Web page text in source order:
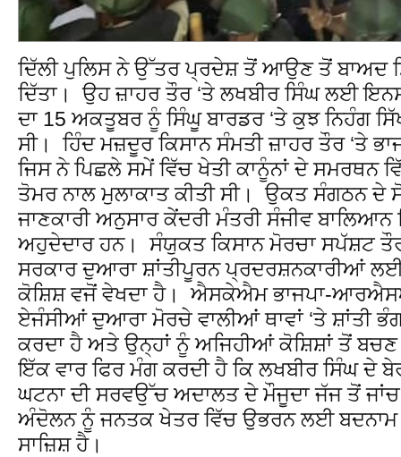
ਦਿੱਲੀ ਪੁਲਿਸ ਨੇ ਉੱਤਰ ਪ੍ਰਦੇਸ਼ ਤੋਂ ਆਉਣ ਤੋਂ ਬਾਅਦ
ਦਿੱਤਾ। ਉਹ ਜ਼ਾਹਰ ਤੌਰ ‘ਤੇ ਲਖਬੀਰ ਸਿੰਘ ਲਈ
ਦਾ 15 ਅਕਤੂਬਰ ਨੂੰ ਸਿੰਘੂ ਬਾਰਡਰ ‘ਤੇ ਕੁਝ ਨਿਹੰਗ
ਸੀ। ਹਿੰਦ ਮਜ਼ਦੂਰ ਕਿਸਾਨ ਸੰਮਤੀ ਜ਼ਾਹਰ ਤੌਰ ‘ਤੇ
ਜਿਸ ਨੇ ਪਿਛਲੇ ਸਮੇਂ ਵਿੱਚ ਖੇਤੀ ਕਾਨੂੰਨਾਂ ਦੇ ਸਮਰਥਨ
ਤੋਮਰ ਨਾਲ ਮੁਲਾਕਾਤ ਕੀਤੀ ਸੀ। ਉਕਤ ਸੰਗਠਨ ਦੇ
ਜਾਣਕਾਰੀ ਅਨੁਸਾਰ ਕੇਂਦਰੀ ਮੰਤਰੀ ਸੰਜੀਵ ਬਾਲਿਆਨ
ਅਹੁਦੇਦਾਰ ਹਨ। ਸੰਯੁਕਤ ਕਿਸਾਨ ਮੋਰਚਾ ਸਪੱਸ਼ਟ
ਸਰਕਾਰ ਦੁਆਰਾ ਸ਼ਾਂਤੀਪੂਰਨ ਪ੍ਰਦਰਸ਼ਨਕਾਰੀਆਂ
ਕੋਸ਼ਿਸ਼ ਵਜੋਂ ਵੇਖਦਾ ਹੈ। ਐਸਕੇਐਮ ਭਾਜਪਾ-
ਏਜੰਸੀਆਂ ਦੁਆਰਾ ਮੋਰਚੇ ਵਾਲੀਆਂ ਥਾਵਾਂ ‘ਤੇ ਸ਼ਾਂਤੀ
ਕਰਦਾ ਹੈ ਅਤੇ ਉਨ੍ਹਾਂ ਨੂੰ ਅਜਿਹੀਆਂ ਕੋਸ਼ਿਸ਼ਾਂ ਤੋਂ
ਇੱਕ ਵਾਰ ਫਿਰ ਮੰਗ ਕਰਦੀ ਹੈ ਕਿ ਲਖਬੀਰ ਸਿੰਘ ਦੇ
ਘਟਨਾ ਦੀ ਸਰਵਉੱਚ ਅਦਾਲਤ ਦੇ ਮੌਜੂਦਾ ਜੱਜ ਤੋਂ ਜਾਂਚ
ਅੰਦੋਲਨ ਨੂੰ ਜਨਤਕ ਖੇਤਰ ਵਿੱਚ ਉਭਰਨ ਲਈ ਬਦਨਾਮ
ਸਾਜ਼ਿਸ਼ ਹੈ।